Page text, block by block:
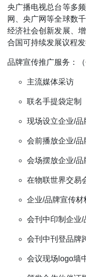
央广播电视总台等多
网、央广网等全球数
经济社会创新发展、
合国可持续发展议程发
品牌宣传推广服务：（
主流媒体采访
联名手提袋定制
现场设立企业/品
会前播放企业/品
会场摆放企业/品
在物联世界交易
企业/品牌宣传材
会刊中印制企业/
会刊中刊登品牌
会议现场logo墙